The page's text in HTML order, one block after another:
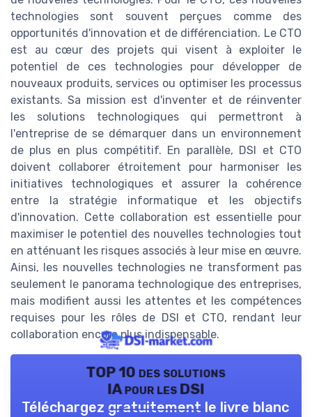
technologies sont souvent perçues comme des
opportunités d'innovation et de différenciation. Le CTO
est au cœur des projets qui visent à exploiter le
potentiel de ces technologies pour développer de
nouveaux produits, services ou optimiser les processus
existants. Sa mission est d'inventer et de réinventer
les solutions technologiques qui permettront à
l'entreprise de se démarquer dans un environnement
de plus en plus compétitif. En parallèle, DSI et CTO
doivent collaborer étroitement pour harmoniser les
initiatives technologiques et assurer la cohérence
entre la stratégie informatique et les objectifs
d'innovation. Cette collaboration est essentielle pour
maximiser le potentiel des nouvelles technologies tout
en atténuant les risques associés à leur mise en œuvre.
Ainsi, les nouvelles technologies ne transforment pas
seulement le panorama technologique des entreprises,
mais modifient aussi les attentes et les compétences
requises pour les rôles de DSI et CTO, rendant leur
collaboration encore plus indispensable.
TOP 10 des solutions
IA pour les DSI
Téléchargez gratuitement le livre blanc